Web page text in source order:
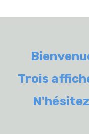
tailles de police.
Trois